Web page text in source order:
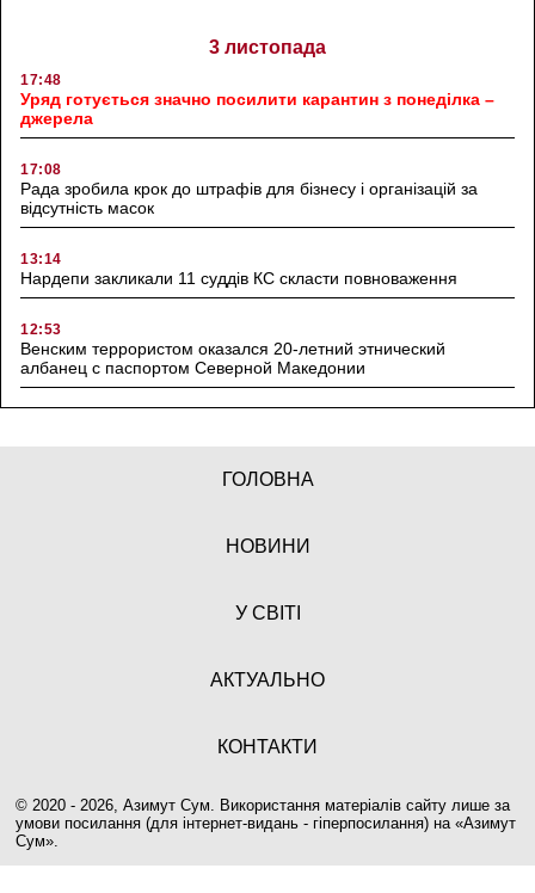
3 листопада
17:48
Уряд готується значно посилити карантин з понеділка –
джерела
17:08
Рада зробила крок до штрафів для бізнесу і організацій за
відсутність масок
13:14
Нардепи закликали 11 суддів КС скласти повноваження
12:53
Венским террористом оказался 20-летний этнический
албанец с паспортом Северной Македонии
ГОЛОВНА
НОВИНИ
У СВІТІ
АКТУАЛЬНО
КОНТАКТИ
© 2020 - 2026, Азимут Сум. Використання матеріалів сайту лише за
умови посилання (для інтернет-видань - гіперпосилання) на «Азимут
Сум».